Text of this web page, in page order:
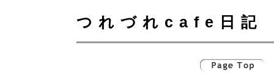
つれづれcafe日記